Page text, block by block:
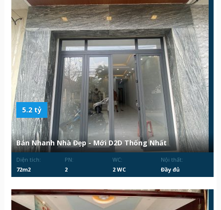
5.2 tỷ
Bán Nhanh Nhà Đẹp - Mới D2D Thống Nhất
Diện tích:
72m2
PN:
2
WC:
2 WC
Nội thất:
Đầy đủ